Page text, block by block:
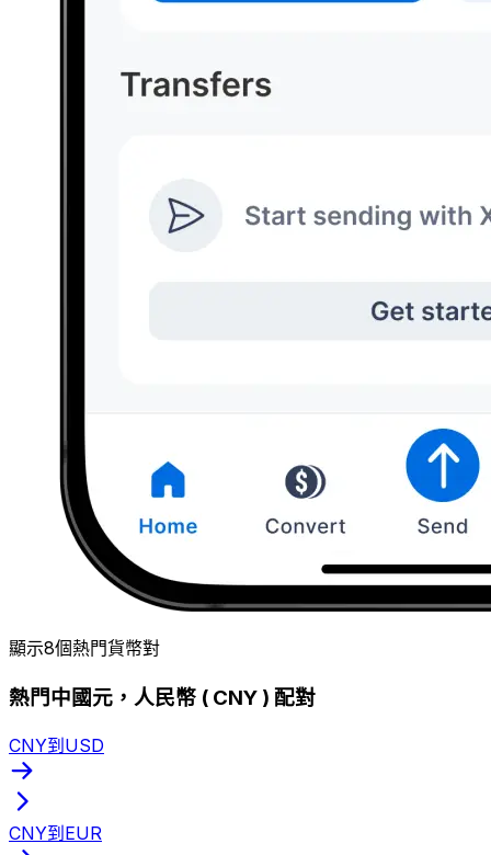
顯示8個熱門貨幣對
熱門中國元，人民幣 ( CNY ) 配對
CNY到USD
CNY到EUR